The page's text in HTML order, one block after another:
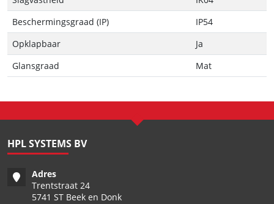
Beschermingsgraad (IP)
IP54
Opklapbaar
Ja
Glansgraad
Mat
HPL SYSTEMS BV
Adres
Trentstraat 24
5741 ST Beek en Donk